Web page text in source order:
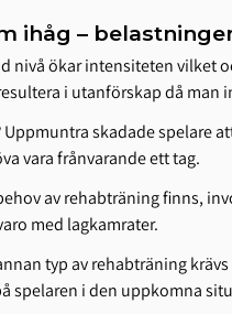
ihåg –
nivå ökar intensiteten vilket
i utanförskap då man
Uppmuntra skadade spelare
vara frånvarande ett tag.
av rehabträning finns,
med lagkamrater.
typ av rehabträning
spelaren i den uppkomna